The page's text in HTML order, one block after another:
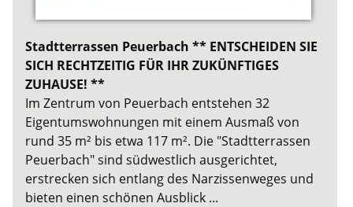
Stadtterrassen Peuerbach ** ENTSCHEIDEN SIE
SICH RECHTZEITIG FÜR IHR ZUKÜNFTIGES
ZUHAUSE! **
Im Zentrum von Peuerbach entstehen 32
Eigentumswohnungen mit einem Ausmaß von
rund 35 m² bis etwa 117 m². Die "Stadtterrassen
Peuerbach" sind südwestlich ausgerichtet,
erstrecken sich entlang des Narzissenweges und
bieten einen schönen Ausblick ...